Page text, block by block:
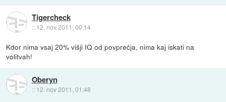
Tigercheck
:: 12. nov 2011, 00:14
Kdor nima vsaj 20% višji IQ od povprečja, nima kaj iskati na
volitvah!
Oberyn
:: 12. nov 2011, 01:48